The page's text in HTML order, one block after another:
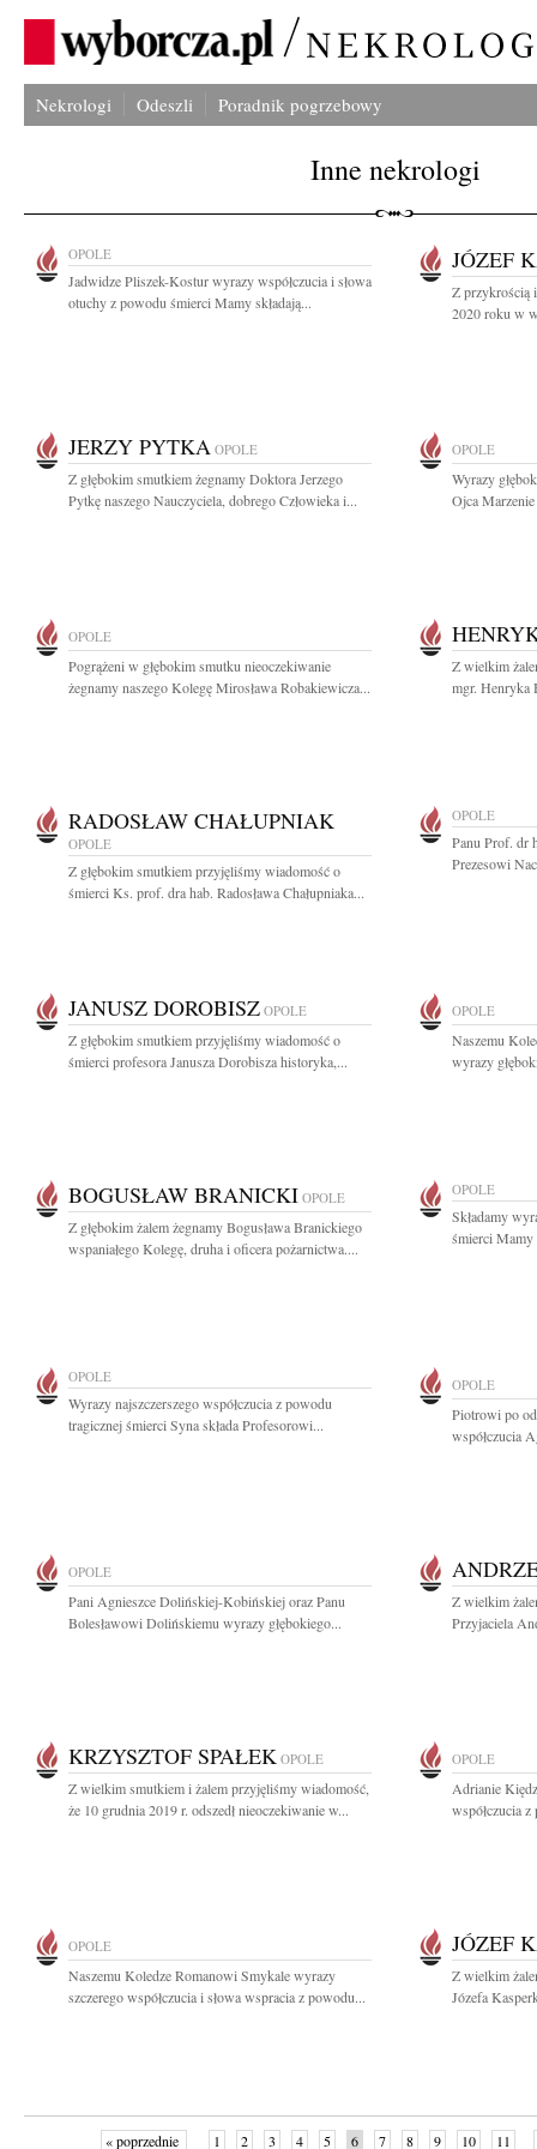
Nekrologi Odeszli Poradnik pogrzebowy
Inne nekrologi
OPOLE
Jadwidze Pliszek-Kostur wyrazy współczucia i słowa
otuchy z powodu śmierci Mamy składają...
JÓZEF
Z przykrością
2020 roku w
JERZY PYTKA OPOLE
Z głębokim smutkiem żegnamy Doktora Jerzego
Pytkę naszego Nauczyciela, dobrego Człowieka i...
OPOLE
Wyrazy
Ojca
OPOLE
Pogrążeni w głębokim smutku nieoczekiwanie
żegnamy naszego Kolegę Mirosława Robakiewicza...
Z wielkim
mgr. Henryka
RADOSŁAW CHAŁUPNIAK
OPOLE
Z głębokim smutkiem przyjęliśmy wiadomość o
śmierci Ks. prof. dra hab. Radosława Chałupniaka...
OPOLE
Panu Prof. dr
Prezesowi
JANUSZ DOROBISZ OPOLE
Z głębokim smutkiem przyjęliśmy wiadomość o
śmierci profesora Janusza Dorobisza historyka,...
OPOLE
Naszemu
wyrazy
BOGUSŁAW BRANICKI OPOLE
Z głębokim żalem żegnamy Bogusława Branickiego
wspaniałego Kolegę, druha i oficera pożarnictwa....
OPOLE
Składamy
śmierci
OPOLE
Wyrazy najszczerszego współczucia z powodu
tragicznej śmierci Syna składa Profesorowi...
OPOLE
Piotrowi po
współczucia
OPOLE
Pani Agnieszce Dolińskiej-Kobińskiej oraz Panu
Bolesławowi Dolińskiemu wyrazy głębokiego...
Z wielkim
Przyjaciela
KRZYSZTOF SPAŁEK OPOLE
Z wielkim smutkiem i żalem przyjęliśmy wiadomość,
że 10 grudnia 2019 r. odszedł nieoczekiwanie w...
OPOLE
Adrianie
współczucia
OPOLE
Naszemu Koledze Romanowi Smykale wyrazy
szczerego współczucia i słowa wspracia z powodu...
JÓZEF
Z wielkim
Józefa
« poprzednie 1 2 3 4 5 6 7 8 9 10 11